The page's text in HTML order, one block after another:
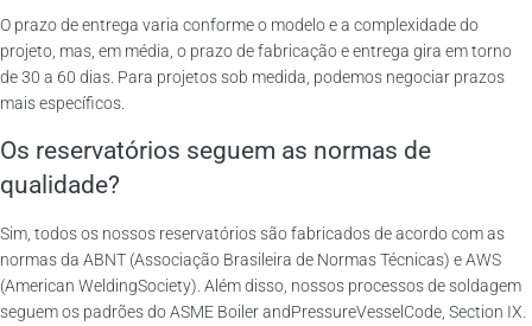
O prazo de entrega varia conforme o modelo e a complexidade do
projeto, mas, em média, o prazo de fabricação e entrega gira em torno
de 30 a 60 dias. Para projetos sob medida, podemos negociar prazos
mais específicos.
Os reservatórios seguem as normas de
qualidade?
Sim, todos os nossos reservatórios são fabricados de acordo com as
normas da ABNT (Associação Brasileira de Normas Técnicas) e AWS
(American WeldingSociety). Além disso, nossos processos de soldagem
seguem os padrões do ASME Boiler andPressureVesselCode, Section IX.